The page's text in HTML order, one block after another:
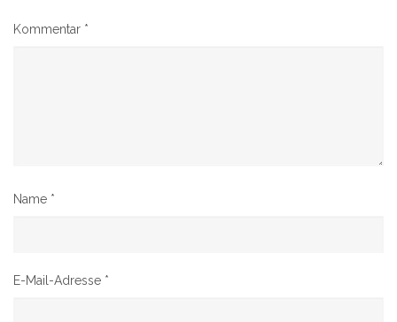
Kommentar *
Name *
E-Mail-Adresse *